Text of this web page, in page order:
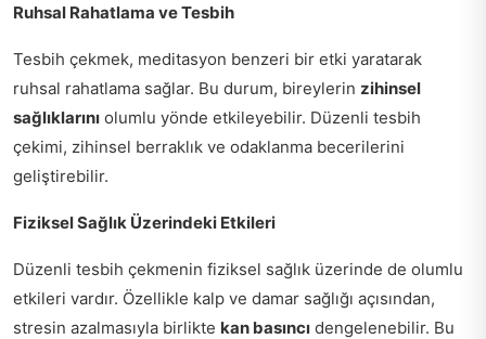
Ruhsal Rahatlama ve Tesbih
Tesbih çekmek, meditasyon benzeri bir etki yaratarak
ruhsal rahatlama sağlar. Bu durum, bireylerin zihinsel
sağlıklarını olumlu yönde etkileyebilir. Düzenli tesbih
çekimi, zihinsel berraklık ve odaklanma becerilerini
geliştirebilir.
Fiziksel Sağlık Üzerindeki Etkileri
Düzenli tesbih çekmenin fiziksel sağlık üzerinde de olumlu
etkileri vardır. Özellikle kalp ve damar sağlığı açısından,
stresin azalmasıyla birlikte kan basıncı dengelenebilir. Bu